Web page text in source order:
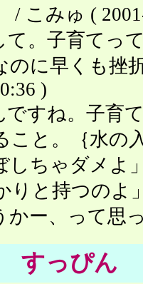
/ こみゅ (
て。子育てっ
のに早くも挫
)
ですね。子育
こと。｛水の
ちゃダメよ
りと持つの
ー、って思
すっぴん